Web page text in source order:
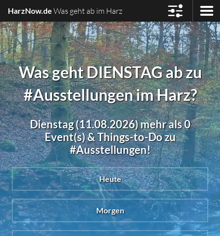
HarzNow.de Was geht ab im Harz
Was geht DIENSTAG ab zu
#Ausstellungen im Harz?
Dienstag (11.08.2026) mehr als 0
Event(s) & Things-to-Do zu
#Ausstellungen!
Heute
Morgen